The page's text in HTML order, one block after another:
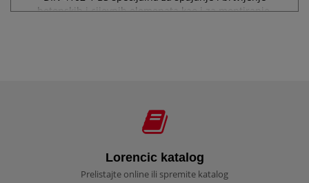
betonskih i cijevnih elemenata kao i za montiranje,
Lorencic katalog
Prelistajte online ili spremite katalog